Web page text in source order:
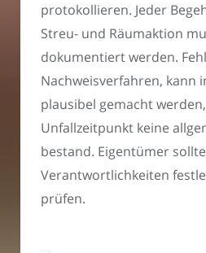
protokollieren. Jeder
Streu- und Räumaktion
dokumentiert werden.
Nachweisverfahren, kann
plausibel gemacht
Unfallzeitpunkt keine
bestand. Eigentümer
Verantwortlichkeiten
prüfen.